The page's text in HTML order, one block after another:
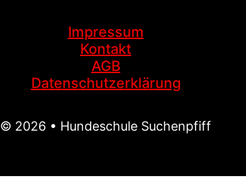
Impressum
Kontakt
AGB
Datenschutzerklärung
© 2026 • Hundeschule Suchenpfiff